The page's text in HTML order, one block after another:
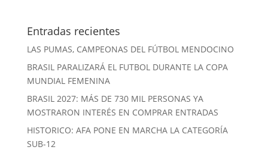
Entradas recientes
LAS PUMAS, CAMPEONAS DEL FÚTBOL MENDOCINO
BRASIL PARALIZARÁ EL FUTBOL DURANTE LA COPA
MUNDIAL FEMENINA
BRASIL 2027: MÁS DE 730 MIL PERSONAS YA
MOSTRARON INTERÉS EN COMPRAR ENTRADAS
HISTORICO: AFA PONE EN MARCHA LA CATEGORÍA
SUB-12